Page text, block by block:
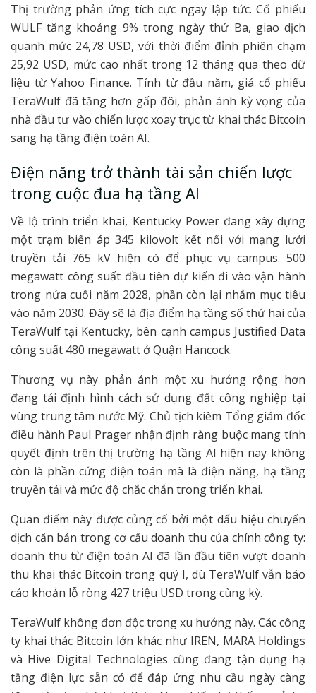
Thị trường phản ứng tích cực ngay lập tức. Cổ phiếu
WULF tăng khoảng 9% trong ngày thứ Ba, giao dịch
quanh mức 24,78 USD, với thời điểm đỉnh phiên chạm
25,92 USD, mức cao nhất trong 12 tháng qua theo dữ
liệu từ Yahoo Finance. Tính từ đầu năm, giá cổ phiếu
TeraWulf đã tăng hơn gấp đôi, phản ánh kỳ vọng của
nhà đầu tư vào chiến lược xoay trục từ khai thác Bitcoin
sang hạ tầng điện toán AI.
Điện năng trở thành tài sản chiến lược
trong cuộc đua hạ tầng AI
Về lộ trình triển khai, Kentucky Power đang xây dựng
một trạm biến áp 345 kilovolt kết nối với mạng lưới
truyền tải 765 kV hiện có để phục vụ campus. 500
megawatt công suất đầu tiên dự kiến đi vào vận hành
trong nửa cuối năm 2028, phần còn lại nhắm mục tiêu
vào năm 2030. Đây sẽ là địa điểm hạ tầng số thứ hai của
TeraWulf tại Kentucky, bên cạnh campus Justified Data
công suất 480 megawatt ở Quận Hancock.
Thương vụ này phản ánh một xu hướng rộng hơn
đang tái định hình cách sử dụng đất công nghiệp tại
vùng trung tâm nước Mỹ. Chủ tịch kiêm Tổng giám đốc
điều hành Paul Prager nhận định ràng buộc mang tính
quyết định trên thị trường hạ tầng AI hiện nay không
còn là phần cứng điện toán mà là điện năng, hạ tầng
truyền tải và mức độ chắc chắn trong triển khai.
Quan điểm này được củng cố bởi một dấu hiệu chuyển
dịch căn bản trong cơ cấu doanh thu của chính công ty:
doanh thu từ điện toán AI đã lần đầu tiên vượt doanh
thu khai thác Bitcoin trong quý I, dù TeraWulf vẫn báo
cáo khoản lỗ ròng 427 triệu USD trong cùng kỳ.
TeraWulf không đơn độc trong xu hướng này. Các công
ty khai thác Bitcoin lớn khác như IREN, MARA Holdings
và Hive Digital Technologies cũng đang tận dụng hạ
tầng điện lực sẵn có để đáp ứng nhu cầu ngày càng